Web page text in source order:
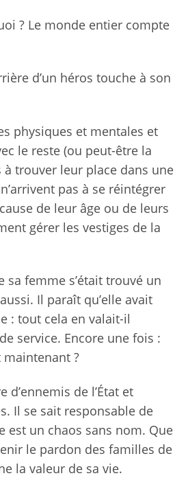
? Le monde entier compte
d’un héros touche à son
physiques et mentales et
le reste (ou peut-être la
à trouver leur place dans une
pas à se réintégrer
de leur âge ou de leurs
gérer les vestiges de la
femme s’était trouvé un
Il paraît qu’elle avait
: tout cela en valait-il
service. Encore une fois :
maintenant ?
de l’État et
Il se sait responsable de
est un chaos sans nom. Que
le pardon des familles de
la valeur de sa vie.